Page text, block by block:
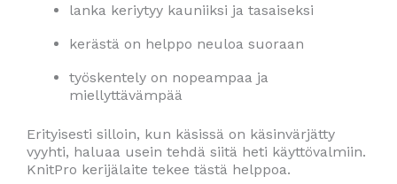
lanka keriytyy kauniiksi ja tasaiseksi
kerästä on helppo neuloa suoraan
työskentely on nopeampaa ja
miellyttävämpää
Erityisesti silloin, kun käsissä on käsinvärjätty
vyyhti, haluaa usein tehdä siitä heti käyttövalmiin.
KnitPro kerijälaite tekee tästä helppoa.